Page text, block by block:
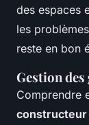
des espaces
les
reste en bon
Gestion
Comprendre
constructeur